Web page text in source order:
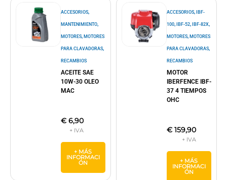
ACCESORIOS,
MANTENIMIENTO,
MOTORES, MOTORES
PARA CLAVADORAS,
RECAMBIOS
ACEITE SAE
10W-30 OLEO
MAC
€6,90
+ MÁS
INFORMACI
ÓN
ACCESORIOS, IBF-
100, IBF-52, IBF-82X,
MOTORES, MOTORES
PARA CLAVADORAS,
RECAMBIOS
MOTOR
IBERFENCE IBF-
37 4 TIEMPOS
OHC
€159,90
+ MÁS
INFORMACI
ÓN